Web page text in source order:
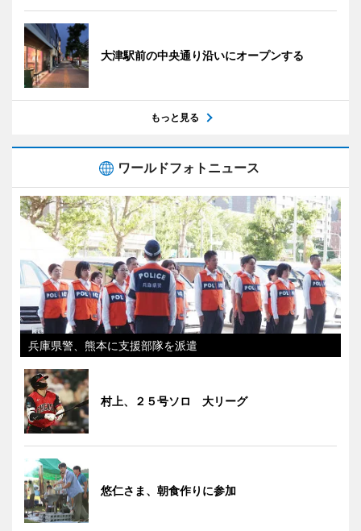
大津駅前の中央通り沿いにオープンする
もっと見る
ワールドフォトニュース
兵庫県警、熊本に支援部隊を派遣
村上、２５号ソロ 大リーグ
悠仁さま、朝食作りに参加